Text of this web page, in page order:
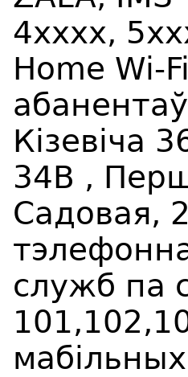
4хххх,
Home Wi-
Кізевіча
34В , Пер
Садовая,
служб па